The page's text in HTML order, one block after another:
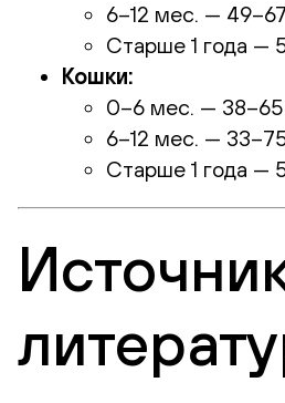
6–12 мес. —
Старше 1 года —
Кошки:
0–6 мес. — 38–65
6–12 мес. —
Старше 1 года —